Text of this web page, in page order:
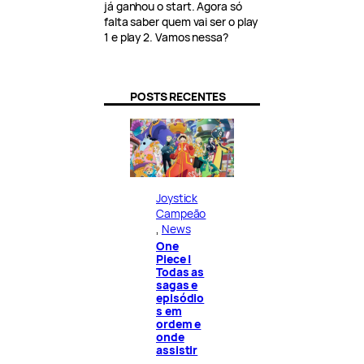
já ganhou o start. Agora só
falta saber quem vai ser o play
1 e play 2. Vamos nessa?
POSTS RECENTES
Joystick
Campeão
News
One
Piece |
Todas as
sagas e
episódio
s em
ordem e
onde
assistir